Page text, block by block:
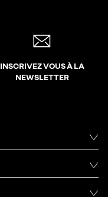
INSCRIVEZ VOUS À LA
NEWSLETTER